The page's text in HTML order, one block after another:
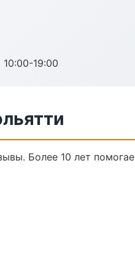
19:00
Более 10 лет